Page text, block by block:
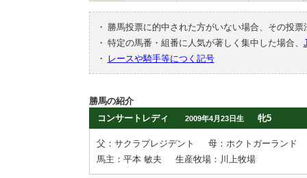
・
勝馬投票に的中された方がいない場合、その投
・ 特定の馬番・組番に人気が著しく集中した場合、
・
レースや騎手等につく記号
勝馬の紹介
コンサートレディ
2009年4月23日生 牝5
父：サクラプレジデント
母：ホクトガーランド
馬主：平本 敏夫
生産牧場：川上牧場